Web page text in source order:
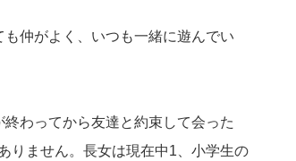
仲がよく、いつも一緒に遊んでい
わってから友達と約束して会った
りません。長女は現在中1、小学生の